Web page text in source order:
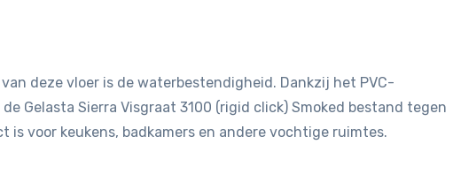
deze vloer is de waterbestendigheid. Dankzij het PVC-
Gelasta Sierra Visgraat 3100 (rigid click) Smoked bestand tegen
voor keukens, badkamers en andere vochtige ruimtes.